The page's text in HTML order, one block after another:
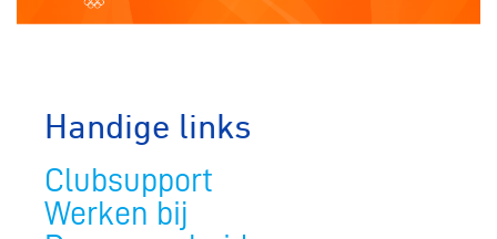
Handige links
Clubsupport
Werken bij